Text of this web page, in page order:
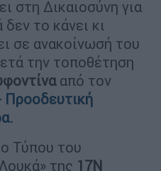
στη Δικαιοσύνη για
το κάνει κι
σε ανακοίνωσή του
την τοποθέτηση
από τον
Προοδευτική
Τύπου του
της 17Ν